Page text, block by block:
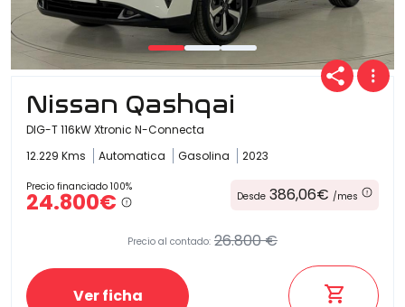
Nissan Qashqai
DIG-T 116kW Xtronic N-Connecta
12.229 Kms
Automatica Gasolina 2023
Precio financiado 100%
24.800€ Desde 386,06€ /mes
Precio al contado: 26.800 €
Ver ficha